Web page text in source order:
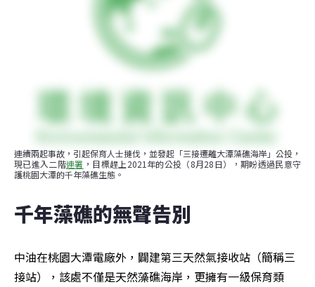
連續兩起事故，引起保育人士撻伐，並發起「三接遷離大潭藻礁海岸」公投，
現已進入二階連署 ，目標趕上2021年的公投（8月28日），期盼透過民意守
護桃園大潭的千年藻礁生態。
千年藻礁的無聲告別
中油在桃園大潭電廠外，闢建第三天然氣接收站（簡稱三
接站），該處不僅是天然藻礁海岸，更擁有一級保育類